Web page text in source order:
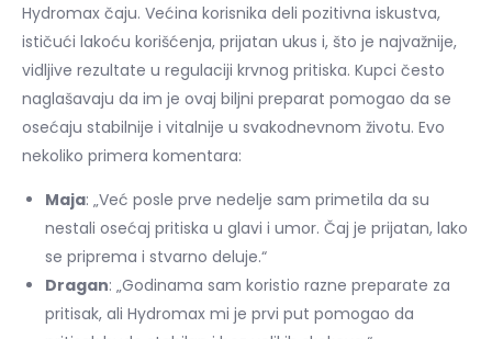
Hydromax čaju. Većina korisnika deli pozitivna iskustva,
ističući lakoću korišćenja, prijatan ukus i, što je najvažnije,
vidljive rezultate u regulaciji krvnog pritiska. Kupci često
naglašavaju da im je ovaj biljni preparat pomogao da se
osećaju stabilnije i vitalnije u svakodnevnom životu. Evo
nekoliko primera komentara:
Maja: „Već posle prve nedelje sam primetila da su
nestali osećaj pritiska u glavi i umor. Čaj je prijatan, lako
se priprema i stvarno deluje.“
Dragan: „Godinama sam koristio razne preparate za
pritisak, ali Hydromax mi je prvi put pomogao da